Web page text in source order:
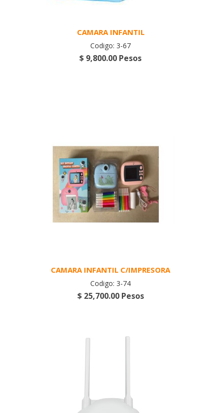
CAMARA INFANTIL
Codigo: 3-67
$ 9,800.00 Pesos
CAMARA INFANTIL C/IMPRESORA
Codigo: 3-74
$ 25,700.00 Pesos